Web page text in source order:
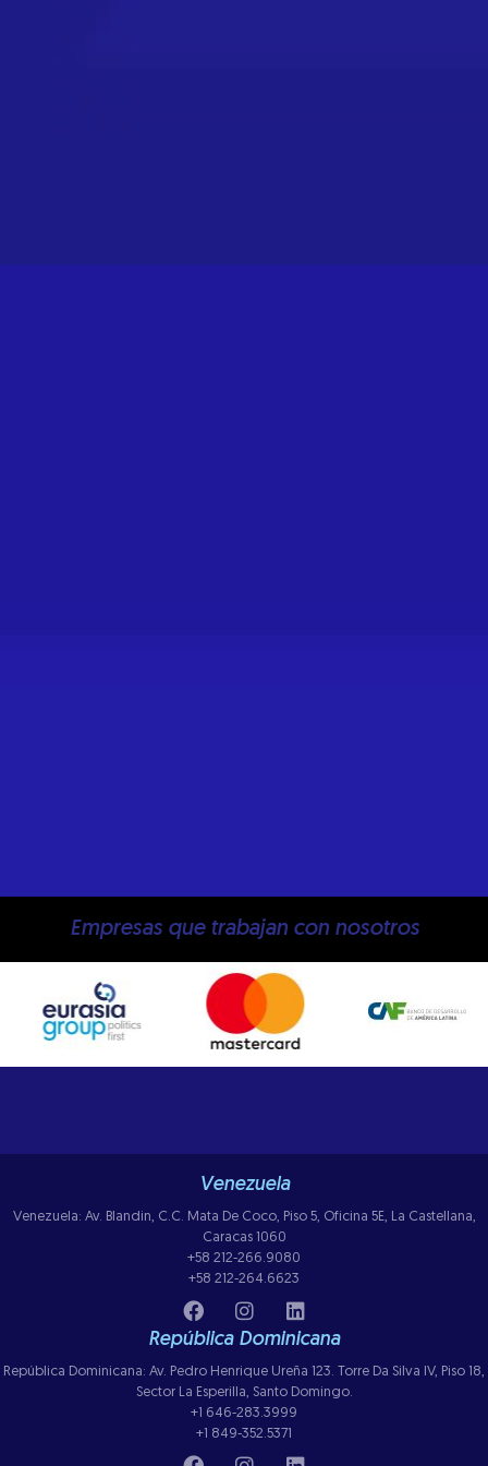
Empresas que trabajan con nosotros
Venezuela
Venezuela: Av. Blandin, C.C. Mata De Coco, Piso 5, Oficina 5E, La Castellana,
Caracas 1060
+58 212-266.9080
+58 212-264.6623
República Dominicana
República Dominicana: Av. Pedro Henrique Ureña 123. Torre Da Silva IV, Piso 18,
Sector La Esperilla, Santo Domingo.
+1 646-283.3999
+1 849-352.5371